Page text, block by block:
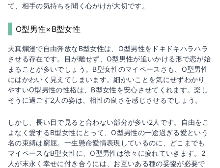
て、相手の気持ちを聞く心がけが大切です。
O型男性×B型女性
天真爛漫で自由奔放なB型女性は、O型男性をドキドキハラハラ
させる存在です。目が離せず、O型男性が追いかける形で恋が始
まることが多いでしょう。B型女性のマイペースさも、O型男性
にはかわいく見えてしまいます。細かいことを気にせずわかり
やすいO型男性の性格は、B型女性を安心させてくれます。楽し
そうに過ごす2人の姿は、相性の良さを感じさせるでしょう。
しかし、長い目で見ると合わない部分が多い2人です。自由をこ
よなく愛するB型女性にとって、O型男性の一途過ぎる愛という
名の束縛は窮屈。一生懸命愛情表現しているのに、どこまでも
マイペースなB型女性に、O型男性は徐々に疲れていきます。2
人が末永く幸せに付き合うには、お互いある種の妥協が必要で